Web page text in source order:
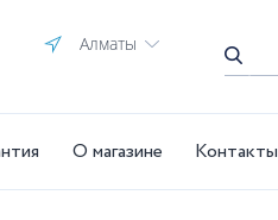
Алматы
О магазине Контакты